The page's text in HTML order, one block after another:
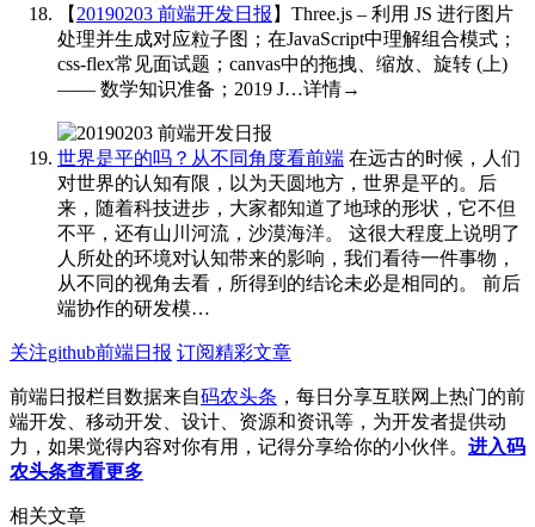
【 20190203 前端开发日报 】Three.js – 利用 JS 进行图片
处理并生成对应粒子图；在JavaScript中理解组合模式；
css-flex常见面试题；canvas中的拖拽、缩放、旋转 (上)
—— 数学知识准备；2019 J…详情→
世界是平的吗？从不同角度看前端 在远古的时候，人们
对世界的认知有限，以为天圆地方，世界是平的。后
来，随着科技进步，大家都知道了地球的形状，它不但
不平，还有山川河流，沙漠海洋。 这很大程度上说明了
人所处的环境对认知带来的影响，我们看待一件事物，
从不同的视角去看，所得到的结论未必是相同的。 前后
端协作的研发模…
关注github前端日报 订阅精彩文章
前端日报栏目数据来自码农头条 ，每日分享互联网上热门的前
端开发、移动开发、设计、资源和资讯等，为开发者提供动
力，如果觉得内容对你有用，记得分享给你的小伙伴。 进入码
农头条查看更多
相关文章